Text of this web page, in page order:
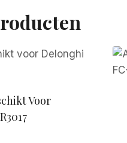
Voor